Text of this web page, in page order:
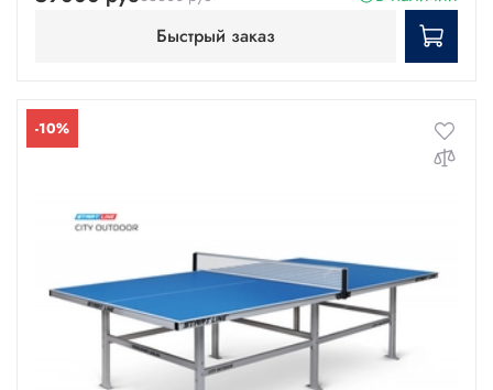
Быстрый заказ
-10%